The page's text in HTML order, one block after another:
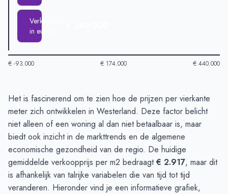
Verkoopprijs
in euro's
€ -93.000 € 174.000 € 440.000
Huizenprijzen in Westerland- Afgelopen 3 maanden
Type
Bedrag
Vraagprijs in euro's
€ 389.737
Verkoopprijs in euro's
€ 280.000
Het is fascinerend om te zien hoe de prijzen per vierkante
meter zich ontwikkelen in Westerland. Deze factor belicht
niet alleen of een woning al dan niet betaalbaar is, maar
biedt ook inzicht in de markttrends en de algemene
economische gezondheid van de regio. De huidige
gemiddelde verkoopprijs per m2 bedraagt€ 2.917, maar dit
is afhankelijk van talrijke variabelen die van tijd tot tijd
veranderen. Hieronder vind je een informatieve grafiek,